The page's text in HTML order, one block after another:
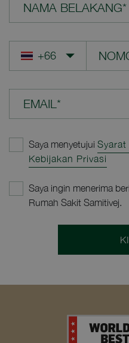
NAMA BELAKANG*
EMAIL*
Saya menyetujui
Kebijakan Privasi
Saya ingin menerima
Rumah Sakit Samitivej.